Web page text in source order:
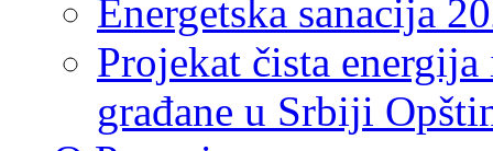
Energetska sanacija
Projekat čista
građane u Srbiji